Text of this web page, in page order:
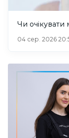
Чи очікувати
04 сер. 2026